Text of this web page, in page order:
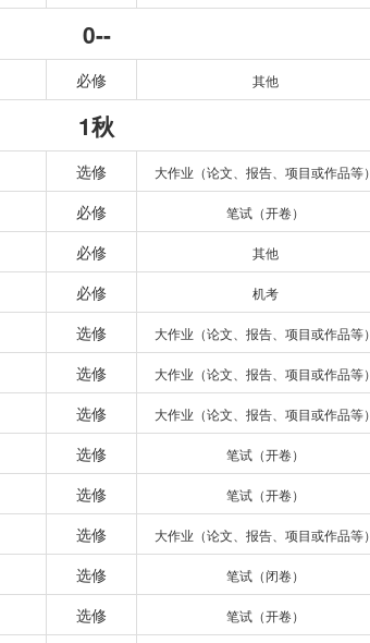
0--
必修 其他
1秋
选修 大作业（论文、报告、项目或作品等）
必修 笔试（开卷）
必修 其他
必修 机考
选修 大作业（论文、报告、项目或作品等）
选修 大作业（论文、报告、项目或作品等）
选修 大作业（论文、报告、项目或作品等）
选修 笔试（开卷）
选修 笔试（开卷）
选修 大作业（论文、报告、项目或作品等）
选修 笔试（闭卷）
选修 笔试（开卷）